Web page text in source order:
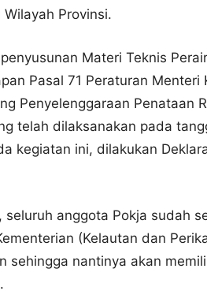
Wilayah Provinsi.
Materi Teknis
Pasal 71 Peraturan Menteri
Penyelenggaraan Penataan
telah dilaksanakan pada
kegiatan ini, dilakukan
seluruh anggota Pokja sudah
(Kelautan dan
sehingga nantinya akan